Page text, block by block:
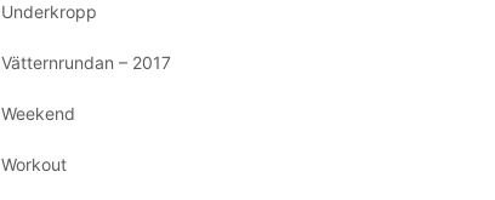
Underkropp
Vätternrundan – 2017
Weekend
Workout